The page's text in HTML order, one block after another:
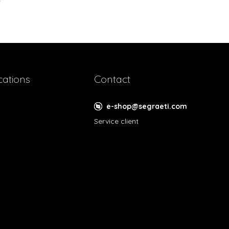
Contact
e-shop@segraeti.com
Service client